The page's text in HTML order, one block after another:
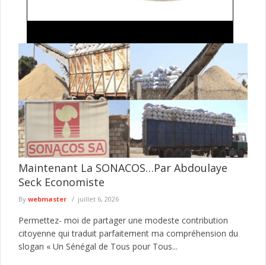
échoue
Deux individus domiciliés à Keur Massar ont été interpellés par
la Compagnie d’arrondissement de Dalifort-Foirail dans le
cadre d’une enquête ...
lire plus
Maintenant La SONACOS…Par Abdoulaye
Seck Economiste
By webmaster juillet 6, 2026
Permettez- moi de partager une modeste contribution
citoyenne qui traduit parfaitement ma compréhension du
slogan « Un Sénégal de Tous pour Tous...